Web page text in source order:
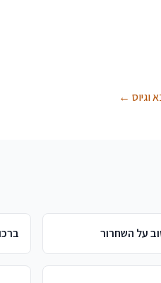
וגיוס ←
על השחרור